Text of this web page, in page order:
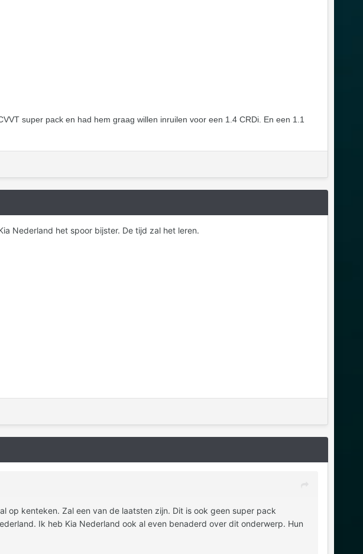
super pack en had hem graag willen inruilen voor een 1.4 CRDi. En een 1.1
Nederland het spoor bijster. De tijd zal het leren.
op kenteken. Zal een van de laatsten zijn. Dit is ook geen super pack
Ik heb Kia Nederland ook al even benaderd over dit onderwerp. Hun